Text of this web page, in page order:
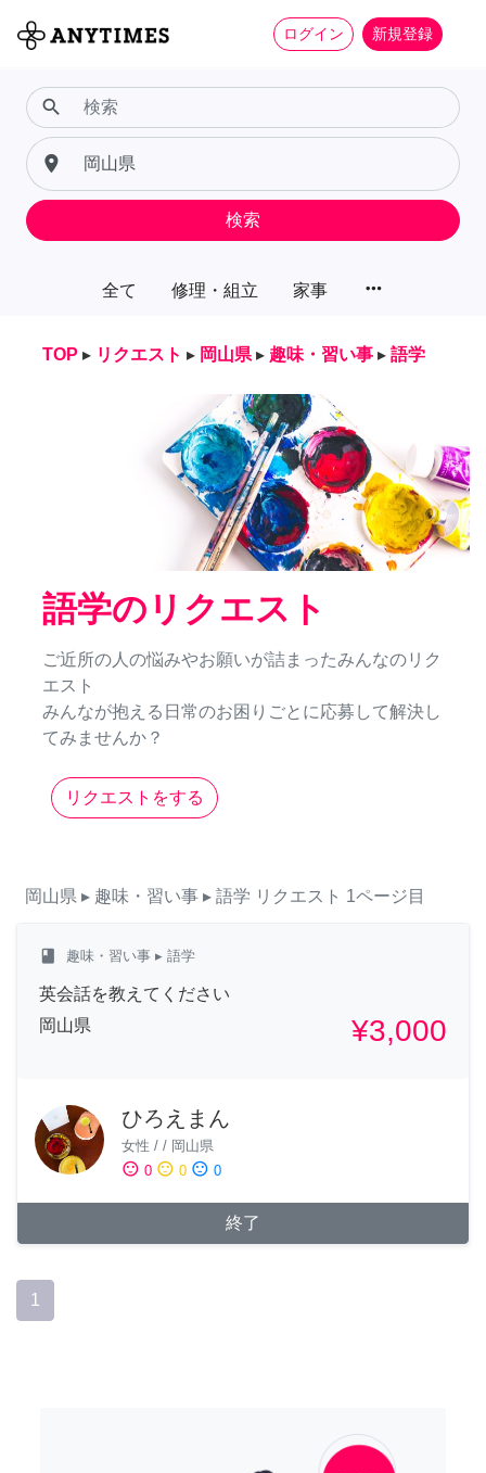
ログイン 新規登録
全て 修理・組立 家事 more_horiz
search
place
検索
TOP ▸ リクエスト ▸ 岡山県 ▸ 趣味・習い事 ▸ 語学
語学のリクエスト
ご近所の人の悩みやお願いが詰まったみんなのリク
エスト
みんなが抱える日常のお困りごとに応募して解決し
てみませんか？
リクエストをする
岡山県 ▸ 趣味・習い事 ▸ 語学 リクエスト 1ページ目
class 趣味・習い事 ▸ 語学
英会話を教えてください
岡山県
¥3,000
ひろえまん
女性 / / 岡山県
sentiment_satisfied 0 sentiment_neutral 0 sentiment_dissatisfied 0
終了
1